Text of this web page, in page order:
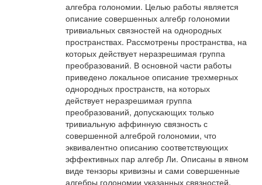
алгебра голономии. Целью работы является
описание совершенных алгебр голономии
тривиальных связностей на однородных
пространствах. Рассмотрены пространства, на
которых действует неразрешимая группа
преобразований. В основной части работы
приведено локальное описание трехмерных
однородных пространств, на которых
действует неразрешимая группа
преобразований, допускающих только
тривиальную аффинную связность с
совершенной алгеброй голономии, что
эквивалентно описанию соответствующих
эффективных пар алгебр Ли. Описаны в явном
виде тензоры кривизны и сами совершенные
алгебры голономии указанных связностей.